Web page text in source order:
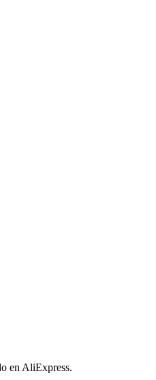
en AliExpress.